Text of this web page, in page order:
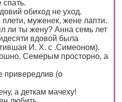
спать.
обиход не уход.
муженек, жене лапти.
ли ты жену? Анна семь лет
вдовой была
И. X. с .Симеоном).
Семерым просторно, а
привередлив (о
а деткам мачеху!